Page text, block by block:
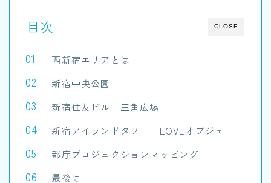
CLOSE
目次
西新宿エリアとは
新宿中央公園
新宿住友ビル 三角広場
新宿アイランドタワー LOVEオブジェ
都庁プロジェクションマッピング
最後に